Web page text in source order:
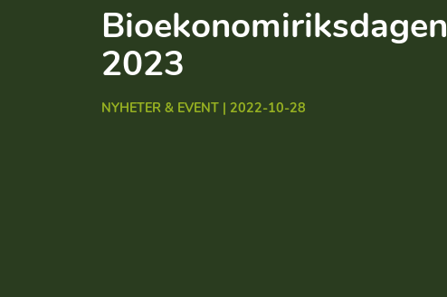
Bioekonomiriksdagen
2023
NYHETER & EVENT | 2022-10-28